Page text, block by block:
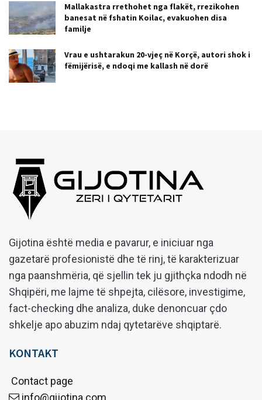
Mallakastra rrethohet nga flakët, rrezikohen
banesat në fshatin Koilac, evakuohen disa
familje
Vrau e ushtarakun 20-vjeç në Korçë, autori shok i
fëmijërisë, e ndoqi me kallash në dorë
Gijotina është media e pavarur, e iniciuar nga
gazetarë profesionistë dhe të rinj, të karakterizuar
nga paanshmëria, që sjellin tek ju gjithçka ndodh në
Shqipëri, me lajme të shpejta, cilësore, investigime,
fact-checking dhe analiza, duke denoncuar çdo
shkelje apo abuzim ndaj qytetarëve shqiptarë.
KONTAKT
Contact page